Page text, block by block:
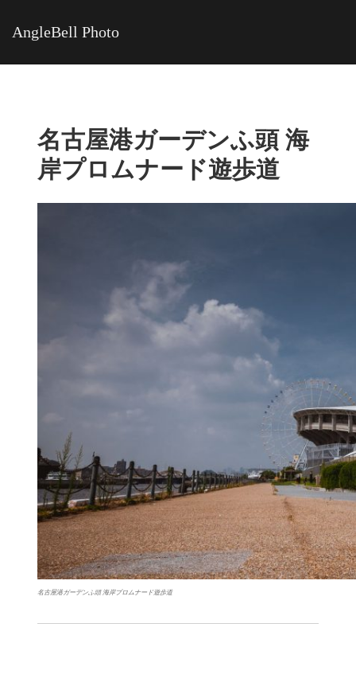
AngleBell Photo
名古屋港ガーデンふ頭 海
岸プロムナード遊歩道
名古屋港ガーデンふ頭 海岸プロムナード遊歩道